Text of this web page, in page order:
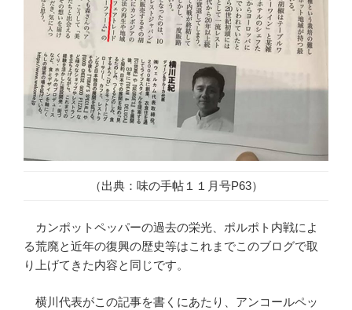
（出典：味の手帖１１月号P63）
カンポットペッパーの過去の栄光、ポルポト内戦によ
る荒廃と近年の復興の歴史等はこれまでこのブログで取
り上げてきた内容と同じです。
横川代表がこの記事を書くにあたり、アンコールペッ